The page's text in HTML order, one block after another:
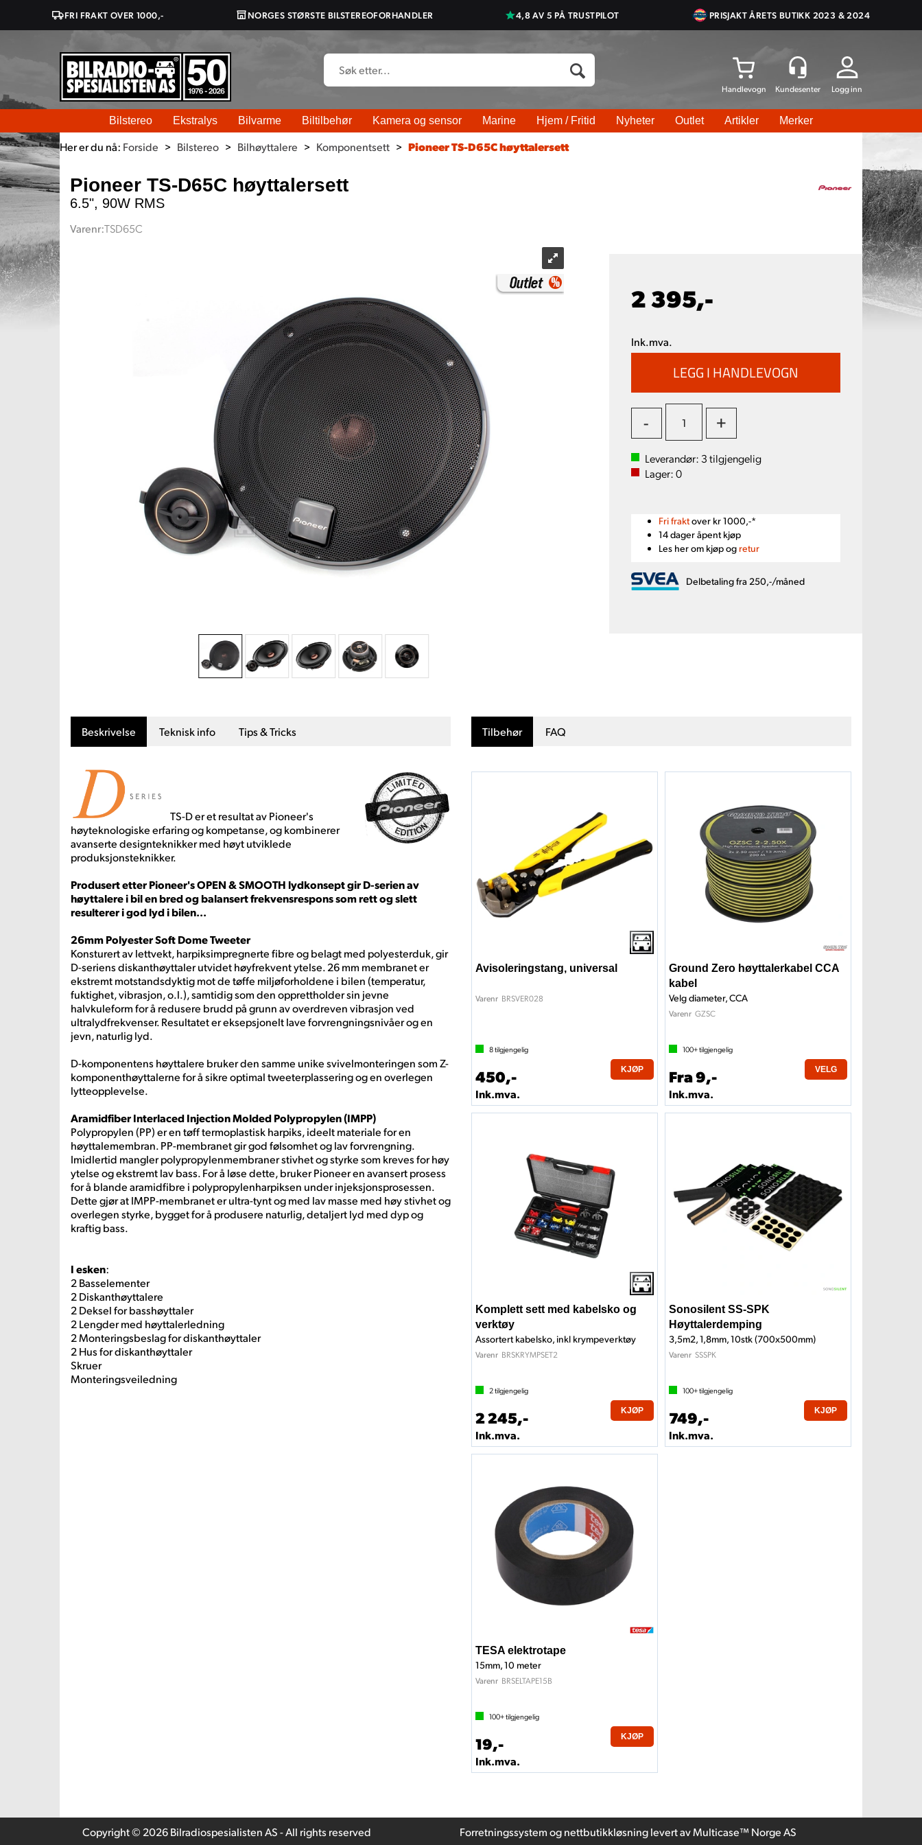
FRI FRAKT OVER 1000,- NORGES STØRSTE BILSTEREOFORHANDLER 4,8 AV 5 PÅ TRUSTPILOT PRISJAKT ÅRETS BUTIKK 2023 & 2024
Logg inn
Bilstereo Ekstralys Bilvarme Biltilbehør Kamera og sensor Marine Hjem / Fritid Nyheter Outlet Artikler Merker
Her er du nå: Forside > Bilstereo > Bilhøyttalere > Komponentsett > Pioneer TS-D65C høyttalersett
Pioneer TS-D65C høyttalersett
6.5", 90W RMS
Varenr:TSD65C
2 395,-
Ink.mva.
- +
Leverandør: 3tilgjengelig
Lager:0
Fri fraktover kr 1000,-*
14 dager åpent kjøp
Les her om kjøp og retur
Delbetaling fra 250,-/måned
Beskrivelse Teknisk info Tips & Tricks
TS-D er et resultat av Pioneer's
høyteknologiske erfaring og kompetanse, og kombinerer
avanserte designteknikker med høyt utviklede
produksjonsteknikker.
Produsert etter Pioneer's OPEN & SMOOTH lydkonsept gir D-serien av
høyttalere i bil en bred og balansert frekvensrespons som rett og slett
resulterer i god lyd i bilen...
26mm Polyester Soft Dome Tweeter
Konsturert av lettvekt, harpiksimpregnerte fibre og belagt med polyesterduk, gir
D-seriens diskanthøyttaler utvidet høyfrekvent ytelse. 26 mm membranet er
ekstremt motstandsdyktig mot de tøffe miljøforholdene i bilen (temperatur,
fuktighet, vibrasjon, o.l.), samtidig som den opprettholder sin jevne
halvkuleform for å redusere brudd på grunn av overdreven vibrasjon ved
ultralydfrekvenser. Resultatet er eksepsjonelt lave forvrengningsnivåer og en
jevn, naturlig lyd.
D-komponentens høyttalere bruker den samme unike svivelmonteringen som Z-
komponenthøyttalerne for å sikre optimal tweeterplassering og en overlegen
lytteopplevelse.
Aramidfiber Interlaced Injection Molded Polypropylen (IMPP)
Polypropylen (PP) er en tøff termoplastisk harpiks, ideelt materiale for en
høyttalemembran. PP-membranet gir god følsomhet og lav forvrengning.
Imidlertid mangler polypropylenmembraner stivhet og styrke som kreves for høy
ytelse og ekstremt lav bass. For å løse dette, bruker Pioneer en avansert prosess
for å blande aramidfibre i polypropylenharpiksen under injeksjonsprosessen.
Dette gjør at IMPP-membranet er ultra-tynt og med lav masse med høy stivhet og
overlegen styrke, bygget for å produsere naturlig, detaljert lyd med dyp og
kraftig bass.
I esken:
2 Basselementer
2 Diskanthøyttalere
2 Deksel for basshøyttaler
2 Lengder med høyttalerledning
2 Monteringsbeslag for diskanthøyttaler
2 Hus for diskanthøyttaler
Skruer
Monteringsveiledning
Tilbehør FAQ
Avisoleringstang, universal
Varenr BRSVER028
8tilgjengelig
450,-
Ink.mva.
KJØP
Ground Zero høyttalerkabel CCA
kabel
Velg diameter, CCA
Varenr GZSC
100+tilgjengelig
Fra 9,-
Ink.mva.
VELG
Komplett sett med kabelsko og
verktøy
Assortert kabelsko, inkl krympeverktøy
Varenr BRSKRYMPSET2
2tilgjengelig
2 245,-
Ink.mva.
KJØP
Sonosilent SS-SPK
Høyttalerdemping
3,5m2, 1,8mm, 10stk (700x500mm)
Varenr SSSPK
100+tilgjengelig
749,-
Ink.mva.
KJØP
TESA elektrotape
15mm, 10 meter
Varenr BRSELTAPE15B
100+tilgjengelig
19,-
Ink.mva.
KJØP
Copyright © 2026 Bilradiospesialisten AS - All rights reserved Forretningssystemognettbutikkløsninglevert avMulticase™ Norge AS